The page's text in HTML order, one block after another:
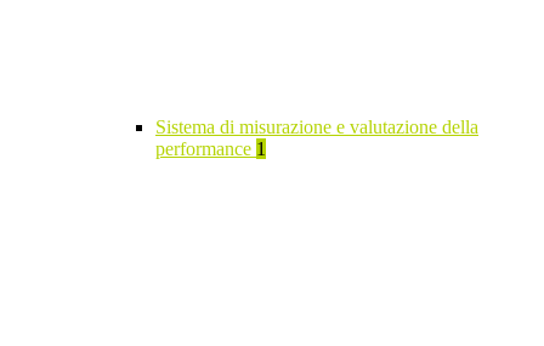
Sistema di misurazione e valutazione della
performance 1